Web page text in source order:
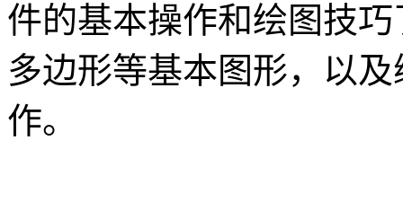
件的基本操作和绘图技
多边形等基本图形，以
作。